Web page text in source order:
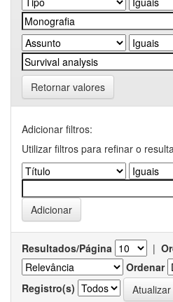
Retornar valores
Adicionar filtros:
Utilizar filtros para refinar o
Resultados/Página |
Ordenar
Registro(s)